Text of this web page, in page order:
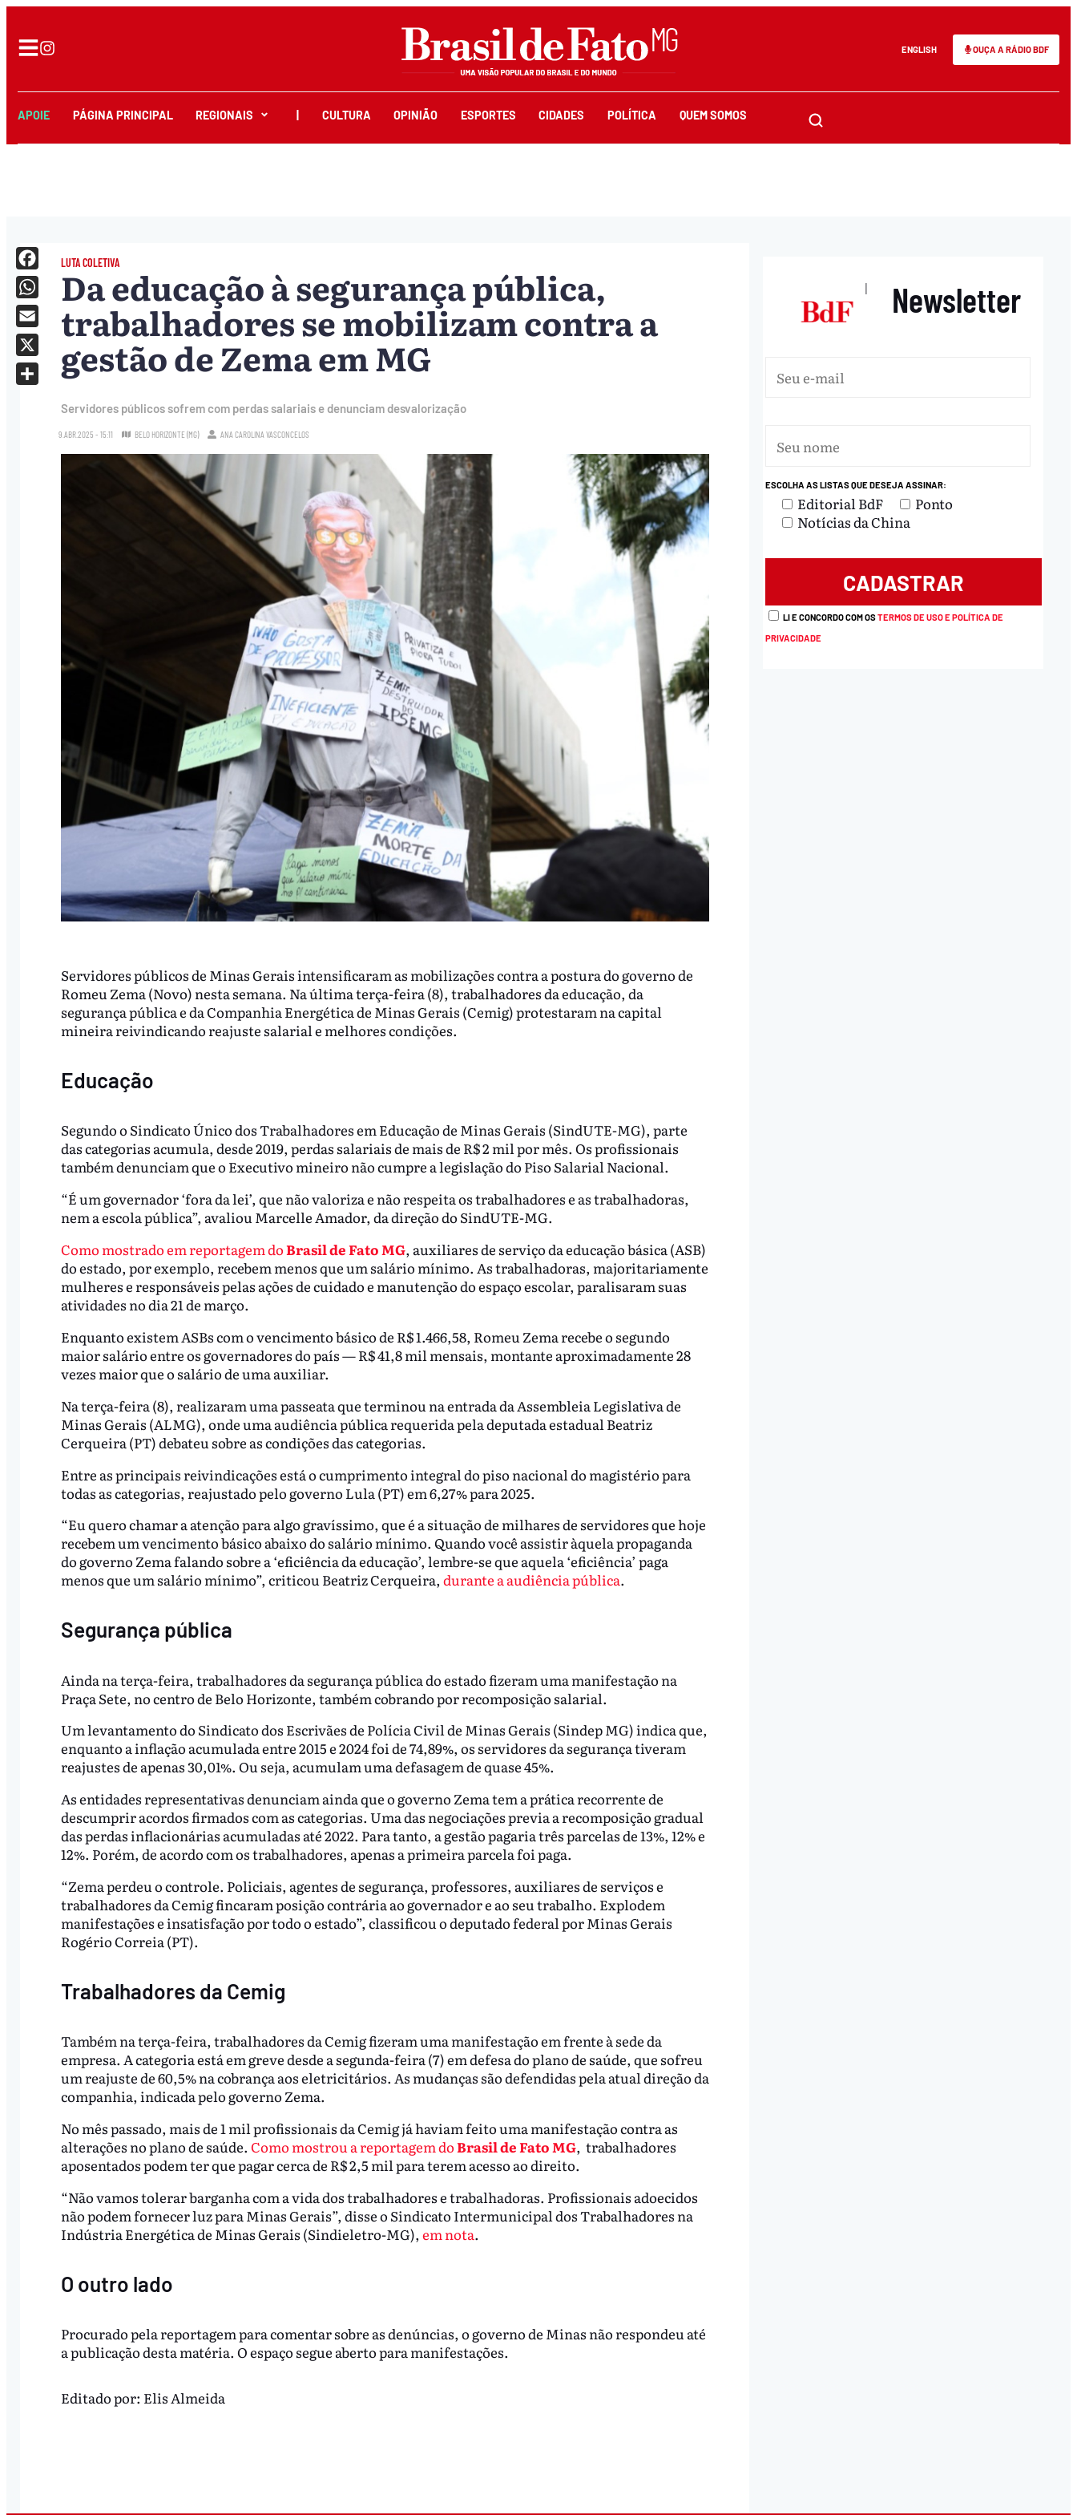
ENGLISH OUÇA A RÁDIO BDF
APOIE PÁGINA PRINCIPAL REGIONAIS CULTURA OPINIÃO ESPORTES CIDADES POLÍTICA QUEM SOMOS
LUTA COLETIVA
Da educação à segurança pública,
trabalhadores se mobilizam contra a
gestão de Zema em MG
Servidores públicos sofrem com perdas salariais e denunciam desvalorização
9.ABR.2025 - 15:11 BELO HORIZONTE (MG) ANA CAROLINA VASCONCELOS
Servidores públicos de Minas Gerais intensificaram as mobilizações contra a postura do governo de
Romeu Zema (Novo) nesta semana. Na última terça-feira (8), trabalhadores da educação, da
segurança pública e da Companhia Energética de Minas Gerais (Cemig) protestaram na capital
mineira reivindicando reajuste salarial e melhores condições.
Educação
Segundo o Sindicato Único dos Trabalhadores em Educação de Minas Gerais (SindUTE-MG), parte
das categorias acumula, desde 2019, perdas salariais de mais de R$ 2 mil por mês. Os profissionais
também denunciam que o Executivo mineiro não cumpre a legislação do Piso Salarial Nacional.
“É um governador ‘fora da lei’, que não valoriza e não respeita os trabalhadores e as trabalhadoras,
nem a escola pública”, avaliou Marcelle Amador, da direção do SindUTE-MG.
Como mostrado em reportagem doBrasil de Fato MG, auxiliares de serviço da educação básica (ASB)
do estado, por exemplo, recebem menos que um salário mínimo. As trabalhadoras, majoritariamente
mulheres e responsáveis pelas ações de cuidado e manutenção do espaço escolar, paralisaram suas
atividades no dia 21 de março.
Enquanto existem ASBs com o vencimento básico de R$ 1.466,58, Romeu Zema recebe o segundo
maior salário entre os governadores do país — R$ 41,8 mil mensais, montante aproximadamente 28
vezes maior que o salário de uma auxiliar.
Na terça-feira (8), realizaram uma passeata que terminou na entrada da Assembleia Legislativa de
Minas Gerais (ALMG), onde uma audiência pública requerida pela deputada estadual Beatriz
Cerqueira (PT) debateu sobre as condições das categorias.
Entre as principais reivindicações está o cumprimento integral do piso nacional do magistério para
todas as categorias, reajustado pelo governo Lula (PT) em 6,27% para 2025.
“Eu quero chamar a atenção para algo gravíssimo, que é a situação de milhares de servidores que hoje
recebem um vencimento básico abaixo do salário mínimo. Quando você assistir àquela propaganda
do governo Zema falando sobre a ‘eficiência da educação’, lembre-se que aquela ‘eficiência’ paga
menos que um salário mínimo”, criticou Beatriz Cerqueira, durante a audiência pública.
Segurança pública
Ainda na terça-feira, trabalhadores da segurança pública do estado fizeram uma manifestação na
Praça Sete, no centro de Belo Horizonte, também cobrando por recomposição salarial.
Um levantamento do Sindicato dos Escrivães de Polícia Civil de Minas Gerais (Sindep MG) indica que,
enquanto a inflação acumulada entre 2015 e 2024 foi de 74,89%, os servidores da segurança tiveram
reajustes de apenas 30,01%. Ou seja, acumulam uma defasagem de quase 45%.
As entidades representativas denunciam ainda que o governo Zema tem a prática recorrente de
descumprir acordos firmados com as categorias. Uma das negociações previa a recomposição gradual
das perdas inflacionárias acumuladas até 2022. Para tanto, a gestão pagaria três parcelas de 13%, 12% e
12%. Porém, de acordo com os trabalhadores, apenas a primeira parcela foi paga.
“Zema perdeu o controle. Policiais, agentes de segurança, professores, auxiliares de serviços e
trabalhadores da Cemig fincaram posição contrária ao governador e ao seu trabalho. Explodem
manifestações e insatisfação por todo o estado”, classificou o deputado federal por Minas Gerais
Rogério Correia (PT).
Trabalhadores da Cemig
Também na terça-feira, trabalhadores da Cemig fizeram uma manifestação em frente à sede da
empresa. A categoria está em greve desde a segunda-feira (7) em defesa do plano de saúde, que sofreu
um reajuste de 60,5% na cobrança aos eletricitários. As mudanças são defendidas pela atual direção da
companhia, indicada pelo governo Zema.
No mês passado, mais de 1 mil profissionais da Cemig já haviam feito uma manifestação contra as
alterações no plano de saúde. Como mostrou a reportagem doBrasil de Fato MG, trabalhadores
aposentados podem ter que pagar cerca de R$ 2,5 mil para terem acesso ao direito.
“Não vamos tolerar barganha com a vida dos trabalhadores e trabalhadoras. Profissionais adoecidos
não podem fornecer luz para Minas Gerais”, disse o Sindicato Intermunicipal dos Trabalhadores na
Indústria Energética de Minas Gerais (Sindieletro-MG), em nota.
O outro lado
Procurado pela reportagem para comentar sobre as denúncias, o governo de Minas não respondeu até
a publicação desta matéria. O espaço segue aberto para manifestações.
Facebook
WhatsApp
Email
X
Editado por: Elis Almeida
| Newsletter
ESCOLHA AS LISTAS QUE DESEJA ASSINAR:
Editorial BdF
Ponto
Notícias da China
LI E CONCORDO COM OSTERMOS DE USO E POLÍTICA DE
PRIVACIDADE